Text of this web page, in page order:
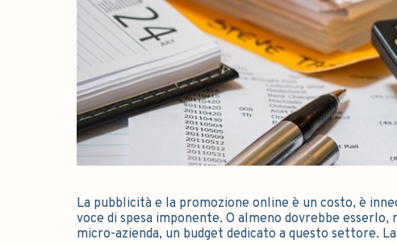
La pubblicità e la promozione online è un costo, è
voce di spesa imponente. O almeno dovrebbe esserlo,
micro-azienda, un budget dedicato a questo settore.